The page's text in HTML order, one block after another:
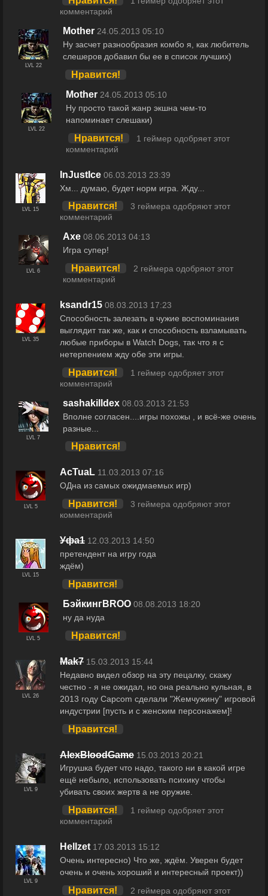
комментарий
LVL 22
Mother 24.05.2013 05:10
Ну засчет разнообразия комбо я, как любитель
слешеров добавил бы ее в список лучших)
Нравится!
LVL 22
Mother 24.05.2013 05:10
Ну просто такой жанр экшна чем-то
напоминает слешаки)
Нравится!
1 геймер одобряет этот
комментарий
LVL 15
InJustIce 06.03.2013 23:39
Хм... думаю, будет норм игра. Жду...
Нравится!
3 геймера одобряют этот
комментарий
LVL 6
Axe 08.06.2013 04:13
Игра супер!
Нравится!
2 геймера одобряют этот
комментарий
LVL 35
ksandr15 08.03.2013 17:23
Способность залезать в чужие воспоминания
выглядит так же, как и способность взламывать
любые приборы в Watch Dogs, так что я с
нетерпением жду обе эти игры.
Нравится!
1 геймер одобряет этот
комментарий
LVL 7
sashakilldex 08.03.2013 21:53
Вполне согласен....игры похожы , и всё-же очень
разные...
Нравится!
LVL 5
AcTuaL 11.03.2013 07:16
ОДна из самых ожидмаемых игр)
Нравится!
3 геймера одобряют этот
комментарий
LVL 15
Уфа1 12.03.2013 14:50
претендент на игру года
ждём)
Нравится!
LVL 5
БэйкингBROO 08.08.2013 18:20
ну да нуда
Нравится!
LVL 26
Mak7 15.03.2013 15:44
Недавно видел обзор на эту пецалку, скажу
честно - я не ожидал, но она реально кульная, в
2013 году Capcom сделали "Жемчужину" игровой
индустрии [пусть и с женским персонажем]!
Нравится!
LVL 9
AlexBloodGame 15.03.2013 20:21
Игрушка будет что надо, такого ни в какой игре
ещё небыло, использовать психику чтобы
убивать своих жертв а не оружие.
Нравится!
1 геймер одобряет этот
комментарий
LVL 9
Hellzet 17.03.2013 15:12
Очень интересно) Что же, ждём. Уверен будет
очень и очень хороший и интересный проект))
Нравится!
2 геймера одобряют этот